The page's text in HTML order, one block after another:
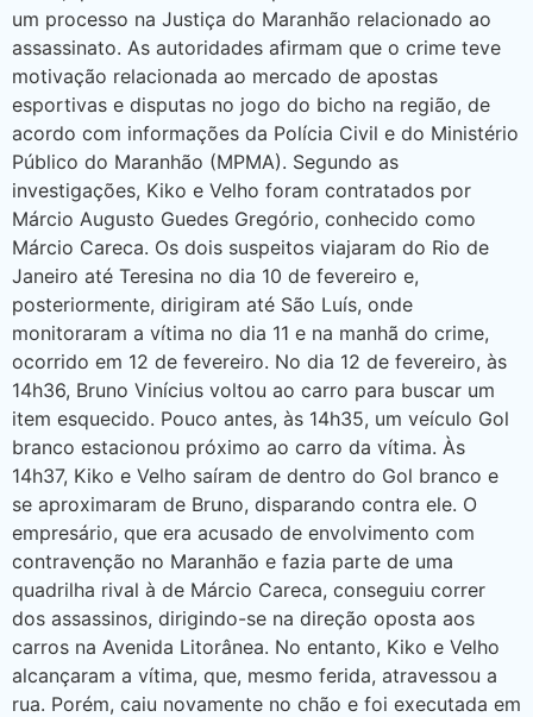
um processo na Justiça do Maranhão relacionado ao
assassinato. As autoridades afirmam que o crime teve
motivação relacionada ao mercado de apostas
esportivas e disputas no jogo do bicho na região, de
acordo com informações da Polícia Civil e do Ministério
Público do Maranhão (MPMA). Segundo as
investigações, Kiko e Velho foram contratados por
Márcio Augusto Guedes Gregório, conhecido como
Márcio Careca. Os dois suspeitos viajaram do Rio de
Janeiro até Teresina no dia 10 de fevereiro e,
posteriormente, dirigiram até São Luís, onde
monitoraram a vítima no dia 11 e na manhã do crime,
ocorrido em 12 de fevereiro. No dia 12 de fevereiro, às
14h36, Bruno Vinícius voltou ao carro para buscar um
item esquecido. Pouco antes, às 14h35, um veículo Gol
branco estacionou próximo ao carro da vítima. Às
14h37, Kiko e Velho saíram de dentro do Gol branco e
se aproximaram de Bruno, disparando contra ele. O
empresário, que era acusado de envolvimento com
contravenção no Maranhão e fazia parte de uma
quadrilha rival à de Márcio Careca, conseguiu correr
dos assassinos, dirigindo-se na direção oposta aos
carros na Avenida Litorânea. No entanto, Kiko e Velho
alcançaram a vítima, que, mesmo ferida, atravessou a
rua. Porém, caiu novamente no chão e foi executada em